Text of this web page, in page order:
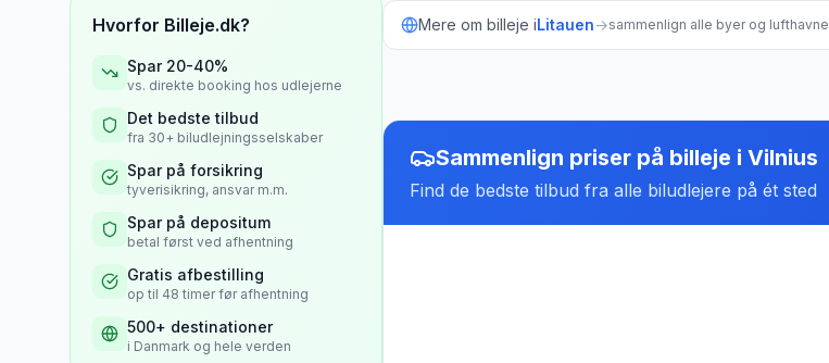
Hvorfor Billeje.dk?
Spar 20-40%
vs. direkte booking hos udlejerne
Det bedste tilbud
fra 30+ biludlejningsselskaber
Spar på forsikring
tyverisikring, ansvar m.m.
Spar på depositum
betal først ved afhentning
Gratis afbestilling
op til 48 timer før afhentning
500+ destinationer
i Danmark og hele verden
Mere om billeje iLitauen→sammenlign alle byer og lufthavne
Sammenlign priser på billeje i Vilnius
Find de bedste tilbud fra alle biludlejere på ét sted